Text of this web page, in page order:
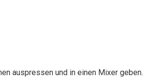
auspressen und in einen Mixer geben.